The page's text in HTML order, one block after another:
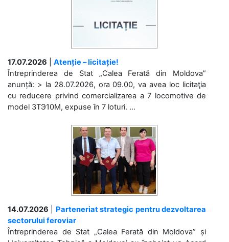
17.07.2026
Atenție – licitație!
Întreprinderea de Stat „Calea Ferată din Moldova”
anunță: > la 28.07.2026, ora 09.00, va avea loc licitaţia
cu reducere privind comercializarea a 7 locomotive de
model 3ТЭ10М, expuse în 7 loturi. ...
14.07.2026
Parteneriat strategic pentru dezvoltarea
sectorului feroviar
Întreprinderea de Stat „Calea Ferată din Moldova” și